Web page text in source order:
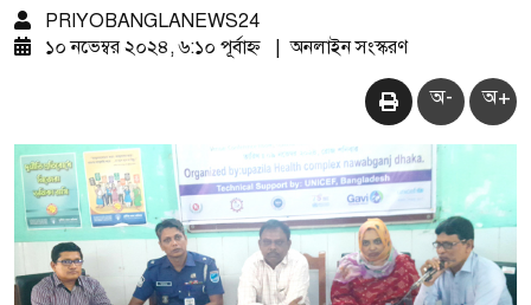
PRIYOBANGLANEWS24
১০ নভেম্বর ২০২৪, ৬:১০ পূর্বাহ্ন
অনলাইন সংস্করণ
অ- অ+